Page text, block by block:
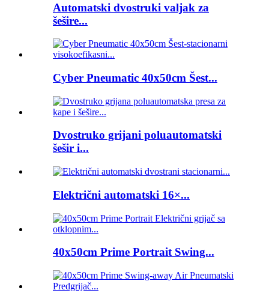
Automatski dvostruki valjak za
šešire...
Cyber ​​Pneumatic 40x50cm Šest...
Dvostruko grijani poluautomatski
šešir i...
Električni automatski 16×...
40x50cm Prime Portrait Swing...